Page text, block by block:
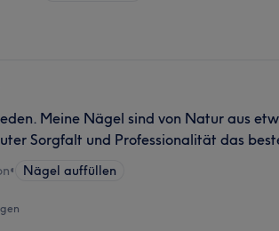
Meine Nägel sind von Natur aus
Sorgfalt und Professionalität das
• Nägel auffüllen